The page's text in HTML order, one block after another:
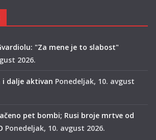
"Za mene je to slabost"
2026.
i dalje aktivan Ponedeljak, 10. avgust
pet bombi; Rusi broje mrtve od
Ponedeljak, 10. avgust 2026.